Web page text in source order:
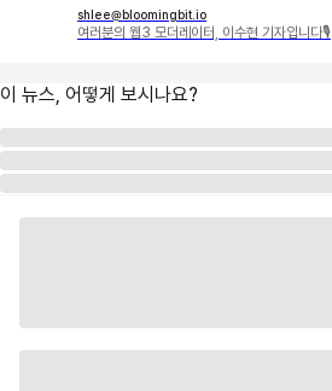
shlee@bloomingbit.io
여러분의 웹3 모더레이터, 이수현 기자입니다🎙
이 뉴스, 어떻게 보시나요?